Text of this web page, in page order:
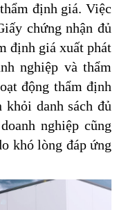
định giá. Việc
chứng nhận đủ
định giá xuất phát
nghiệp và thẩm
động thẩm định
danh sách đủ
nghiệp cũng
khó lòng đáp ứng